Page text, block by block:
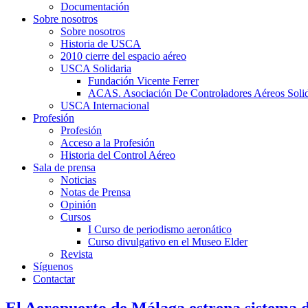
Documentación
Sobre nosotros
Sobre nosotros
Historia de USCA
2010 cierre del espacio aéreo
USCA Solidaria
Fundación Vicente Ferrer
ACAS. Asociación De Controladores Aéreos
USCA Internacional
Profesión
Profesión
Acceso a la Profesión
Historia del Control Aéreo
Sala de prensa
Noticias
Notas de Prensa
Opinión
Cursos
I Curso de periodismo aeronático
Curso divulgativo en el Museo Elder
Revista
Síguenos
Contactar